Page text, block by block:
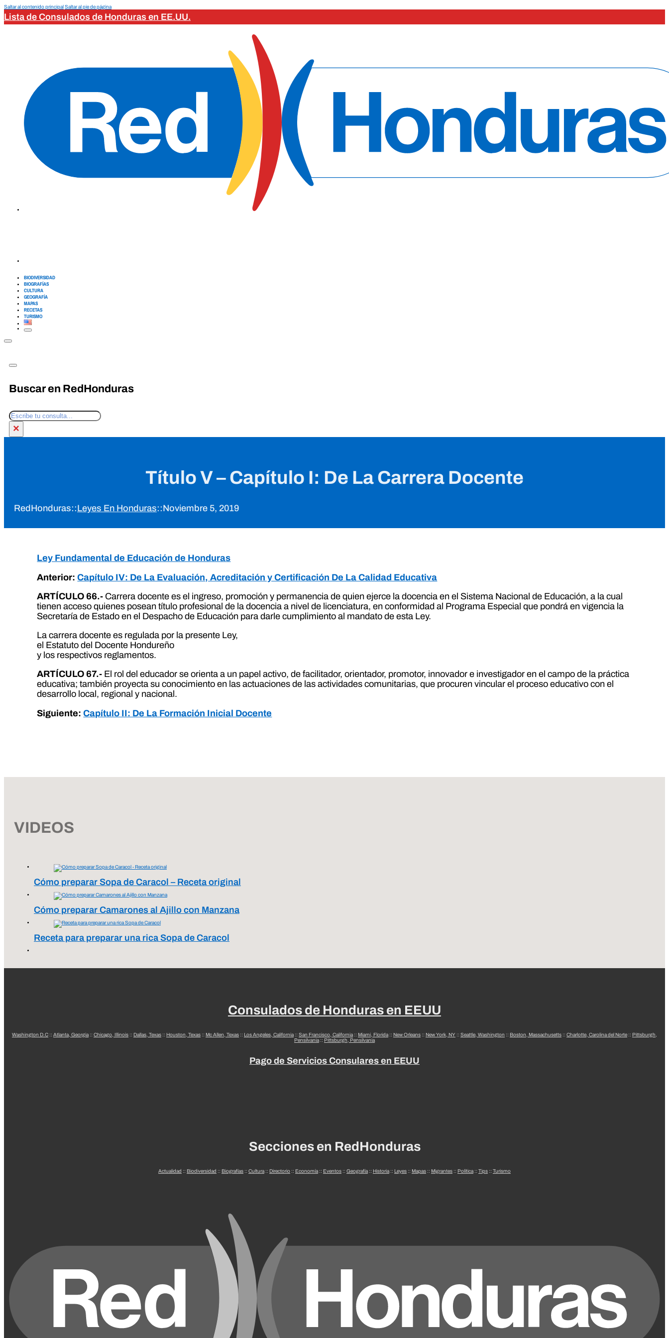
Saltar al contenido principalSaltar al pie de página
Lista de Consulados de Honduras en EE.UU.
BIODIVERSIDAD
BIOGRAFÍAS
CULTURA
GEOGRAFÍA
MAPAS
RECETAS
TURISMO
Buscar en RedHonduras
Buscar
×
Título V – Capítulo I: De La Carrera Docente
RedHonduras::Leyes En Honduras::Noviembre 5, 2019
Ley Fundamental de Educación de Honduras
Anterior:Capítulo IV: De La Evaluación, Acreditación y Certificación De La Calidad Educativa
ARTÍCULO 66.- Carrera docente es el ingreso, promoción y permanencia de quien ejerce la docencia en el Sistema Nacional de Educación, a la cual
tienen acceso quienes posean título profesional de la docencia a nivel de licenciatura, en conformidad al Programa Especial que pondrá en vigencia la
Secretaría de Estado en el Despacho de Educación para darle cumplimiento al mandato de esta Ley.
La carrera docente es regulada por la presente Ley,
el Estatuto del Docente Hondureño
y los respectivos reglamentos.
ARTÍCULO 67.- El rol del educador se orienta a un papel activo, de facilitador, orientador, promotor, innovador e investigador en el campo de la práctica
educativa; también proyecta su conocimiento en las actuaciones de las actividades comunitarias, que procuren vincular el proceso educativo con el
desarrollo local, regional y nacional.
Siguiente:Capítulo II: De La Formación Inicial Docente
VIDEOS
Cómo preparar Sopa de Caracol – Receta original
Cómo preparar Camarones al Ajillo con Manzana
Receta para preparar una rica Sopa de Caracol
Consulados de Honduras en EEUU
Washington D.C :: Atlanta, Georgia:: Chicago, Illinois :: Dallas, Texas :: Houston, Texas :: Mc Allen, Texas :: Los Angeles, California:: San Francisco, California:: Miami, Florida:: New Orleans :: New York, NY :: Seattle, Washington :: Boston, Massachusetts :: Charlotte, Carolina del Norte :: Pittsburgh,
Pensilvania:: Pittsburgh, Pensilvania
Pago de Servicios Consulares en EEUU
Secciones en RedHonduras
Actualidad :: Biodiversidad :: Biografías :: Cultura :: Directorio :: Economía :: Eventos :: Geografía :: Historia :: Leyes :: Mapas :: Migrantes :: Política :: Tips :: Turismo